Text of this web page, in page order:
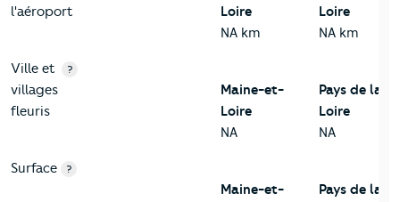
l'aéroport
Loire
NA km
Loire
NA km
Ville et
villages
fleuris
?
Maine-et-
Loire
NA
Pays de la
Loire
NA
Surface ?
Maine-et-
Pays de la